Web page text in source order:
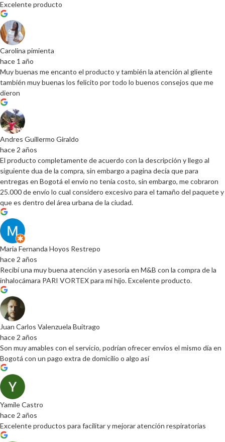
Excelente producto
Carolina pimienta
hace 1 año
Muy buenas me encanto el producto y también la atención al gliente
también muy buenas los felicito por todo lo buenos consejos que me
dieron
Andres Guillermo Giraldo
hace 2 años
El producto completamente de acuerdo con la descripción y llego al
siguiente dua de la compra, sin embargo a pagina decía que para
entregas en Bogotá el envío no tenía costo, sin embargo, me cobraron
25.000 de envío lo cual considero excesivo para el tamaño del paquete y
que es dentro del área urbana de la ciudad.
Maria Fernanda Hoyos Restrepo
hace 2 años
Recibí una muy buena atención y asesoría en M&B con la compra de la
inhalocámara PARI VORTEX para mi hijo. Excelente producto.
Juan Carlos Valenzuela Buitrago
hace 2 años
Son muy amables con el servicio, podrían ofrecer envíos el mismo día en
Bogotá con un pago extra de domicilio o algo así
Yamile Castro
hace 2 años
Excelente productos para facilitar y mejorar atención respiratorias